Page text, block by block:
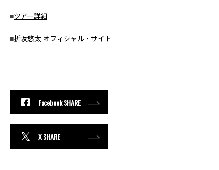
■ツアー詳細
■折坂悠太 オフィシャル・サイト
Facebook SHARE
X SHARE